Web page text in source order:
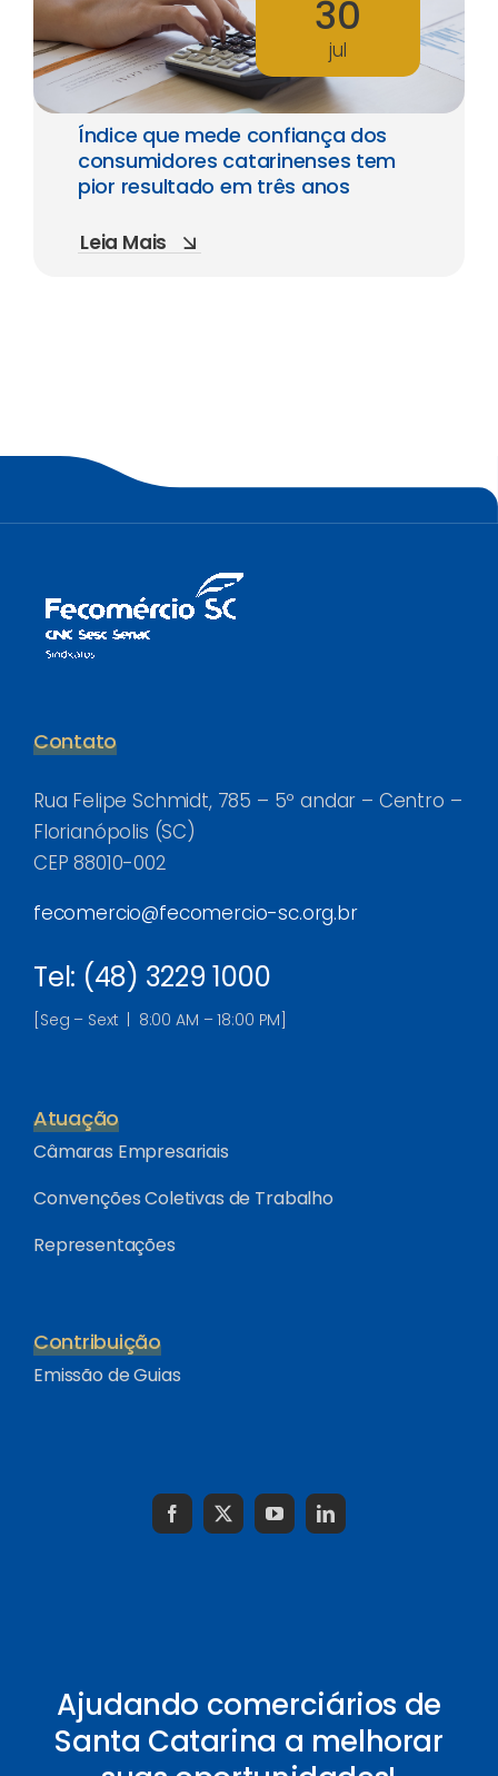
30
jul
Índice que mede confiança dos
consumidores catarinenses tem
pior resultado em três anos
Leia Mais
Contato
Rua Felipe Schmidt, 785 – 5º andar – Centro –
Florianópolis (SC)
CEP 88010-002
fecomercio@fecomercio-sc.org.br
Tel: (48) 3229 1000
[Seg – Sext | 8:00 AM – 18:00 PM]
Atuação
Câmaras Empresariais
Convenções Coletivas de Trabalho
Representações
Contribuição
Emissão de Guias
Ajudando comerciários de
Santa Catarina a melhorar